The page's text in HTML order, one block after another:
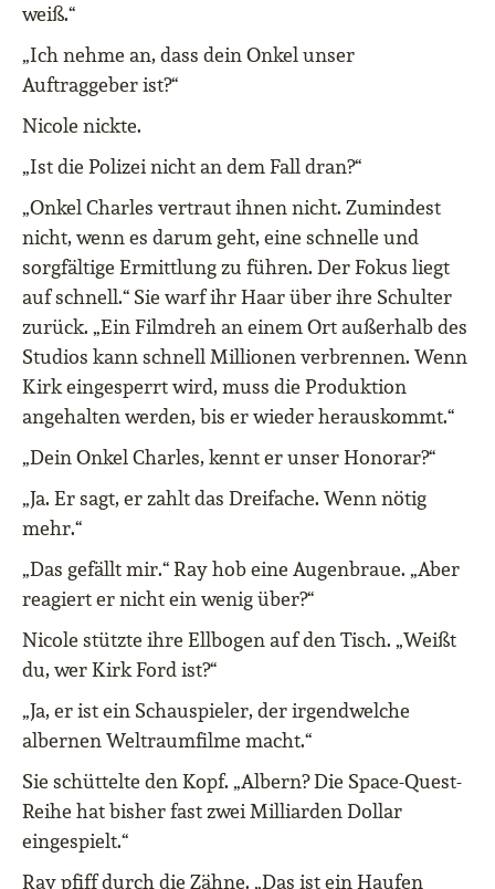
weiß.“
„Ich nehme an, dass dein Onkel unser
Auftraggeber ist?“
Nicole nickte.
„Ist die Polizei nicht an dem Fall dran?“
„Onkel Charles vertraut ihnen nicht. Zumindest
nicht, wenn es darum geht, eine schnelle und
sorgfältige Ermittlung zu führen. Der Fokus liegt
auf schnell.“ Sie warf ihr Haar über ihre Schulter
zurück. „Ein Filmdreh an einem Ort außerhalb des
Studios kann schnell Millionen verbrennen. Wenn
Kirk eingesperrt wird, muss die Produktion
angehalten werden, bis er wieder herauskommt.“
„Dein Onkel Charles, kennt er unser Honorar?“
„Ja. Er sagt, er zahlt das Dreifache. Wenn nötig
mehr.“
„Das gefällt mir.“ Ray hob eine Augenbraue. „Aber
reagiert er nicht ein wenig über?“
Nicole stützte ihre Ellbogen auf den Tisch. „Weißt
du, wer Kirk Ford ist?“
„Ja, er ist ein Schauspieler, der irgendwelche
albernen Weltraumfilme macht.“
Sie schüttelte den Kopf. „Albern? Die Space-Quest-
Reihe hat bisher fast zwei Milliarden Dollar
eingespielt.“
Ray pfiff durch die Zähne. „Das ist ein Haufen